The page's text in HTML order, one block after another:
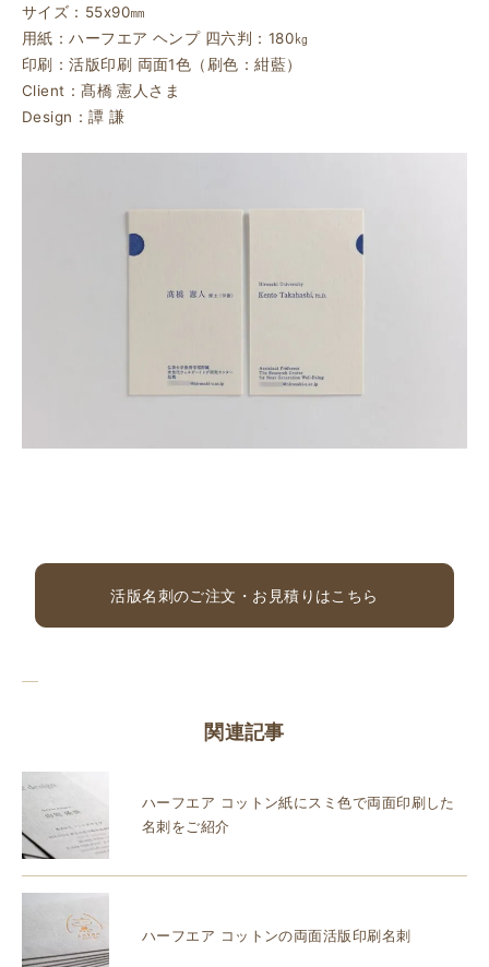
サイズ：55ⅹ90㎜
用紙：ハーフエア ヘンプ 四六判：180㎏
印刷：活版印刷 両面1色（刷色：紺藍）
Client：髙橋 憲人さま
Design：譚 謙
活版名刺のご注文・お見積りはこちら
関連記事
ハーフエア コットン紙にスミ色で両面印刷した
名刺をご紹介
ハーフエア コットンの両面活版印刷名刺